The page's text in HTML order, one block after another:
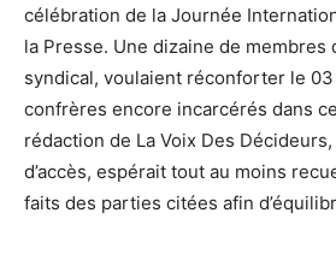
célébration de la Journée
la Presse. Une dizaine de membres
syndical, voulaient réconforter le
confrères encore incarcérés dans
rédaction de La Voix Des
d’accès, espérait tout au moins
faits des parties citées afin